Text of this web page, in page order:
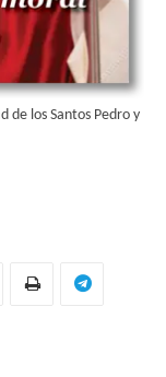
de los Santos Pedro y